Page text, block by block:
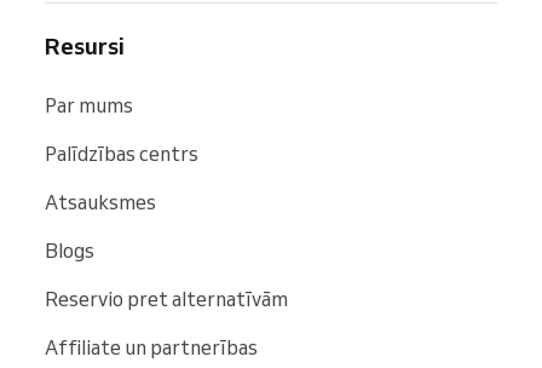
Resursi
Par mums
Palīdzības centrs
Atsauksmes
Blogs
Reservio pret alternatīvām
Affiliate un partnerības